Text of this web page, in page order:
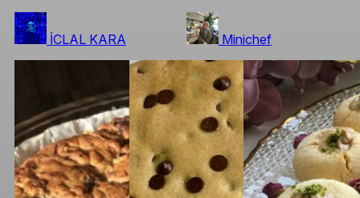
İCLAL KARA Minichef